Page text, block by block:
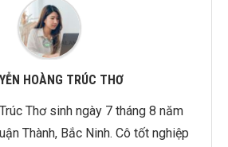
HOÀNG TRÚC THƠ
Thơ sinh ngày 7 tháng 8 năm
Thành, Bắc Ninh. Cô tốt nghiệp